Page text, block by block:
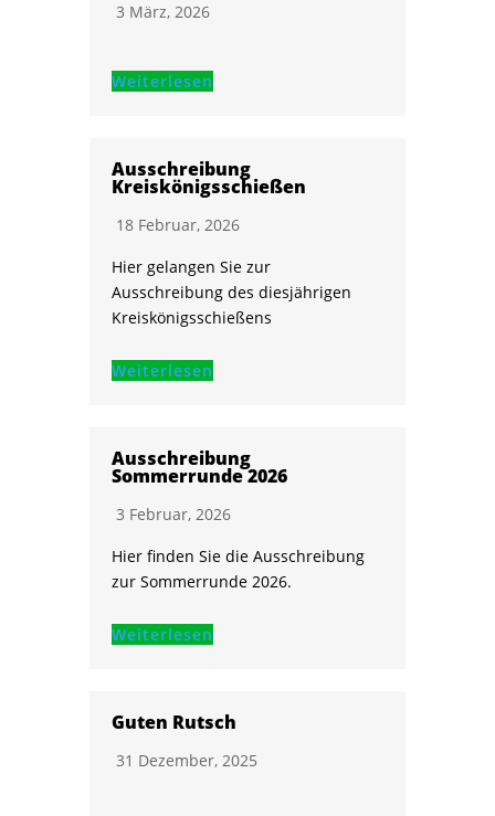
3 März, 2026
Weiterlesen
Ausschreibung
Kreiskönigsschießen
18 Februar, 2026
Hier gelangen Sie zur
Ausschreibung des diesjährigen
Kreiskönigsschießens
Weiterlesen
Ausschreibung
Sommerrunde 2026
3 Februar, 2026
Hier finden Sie die Ausschreibung
zur Sommerrunde 2026.
Weiterlesen
Guten Rutsch
31 Dezember, 2025